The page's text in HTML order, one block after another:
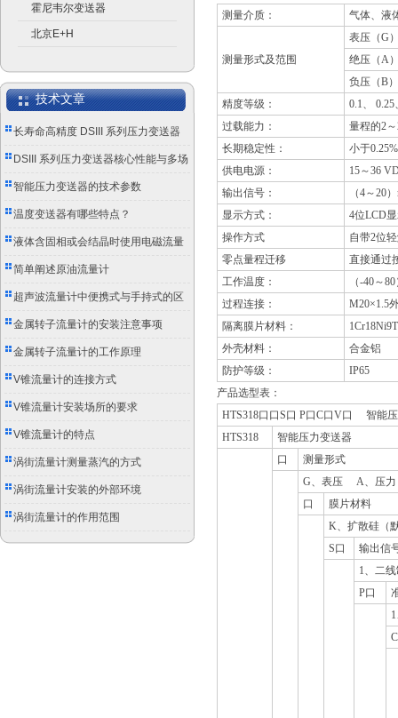
霍尼韦尔变送器
北京E+H
技术文章
长寿命高精度 DSIII 系列压力变送器
成工业测控优选
DSIII 系列压力变送器核心性能与多场
景应用实践
智能压力变送器的技术参数
温度变送器有哪些特点？
液体含固相或会结晶时使用电磁流量
计的注意事项
简单阐述原油流量计
超声波流量计中便携式与手持式的区
别
金属转子流量计的安装注意事项
金属转子流量计的工作原理
V锥流量计的连接方式
V锥流量计安装场所的要求
V锥流量计的特点
涡街流量计测量蒸汽的方式
涡街流量计安装的外部环境
涡街流量计的作用范围
测量介质：
气体、液
测量形式及范围
表压（G
绝压（A
负压（B
精度等级：
0.1、 0.25
过载能力：
量程的2
长期稳定性：
小于
供电电源：
15～36
输出信号：
（4～20
显示方式：
4位LCD
操作方式
自带2位
零点量程迁移
直接通过
工作温度：
（-40～
过程连接：
M20×1.5
隔离膜片材料：
外壳材料：
合金铝
防护等级：
IP65
产品选型表：
HTS318口口S口 P口C口V口 智能
HTS318
智能压力变送器
口
测量形式
G、表压 A、压力
口
膜片材料
K、扩散硅（
S口
输出信
1、二
P口
1
C